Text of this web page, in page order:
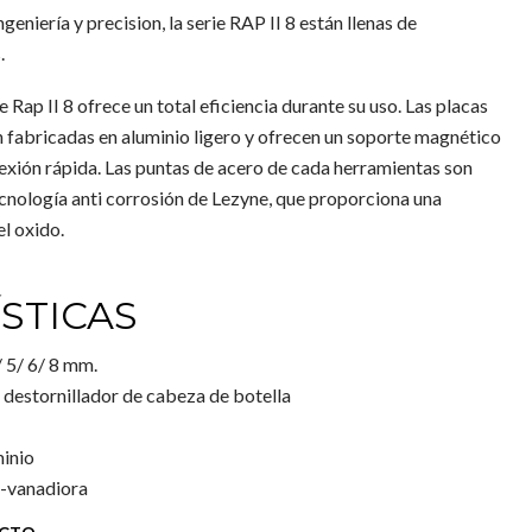
y precision, la serie RAP II 8 están llenas de
Rap II 8 ofrece un total eficiencia durante su uso. Las placas
en aluminio ligero y ofrecen un soporte magnético
rápida. Las puntas de acero de cada herramientas son
anti corrosión de Lezyne, que proporciona una
oxido.
5/ 6/ 8 mm.
de cabeza de botella
vanadiora